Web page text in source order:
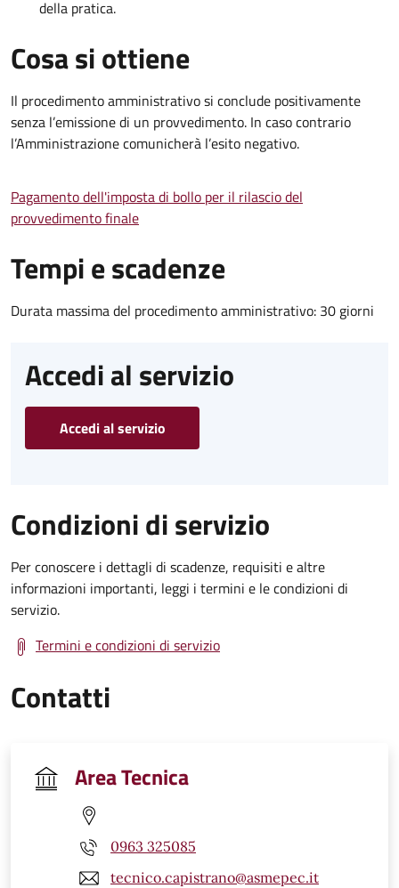
della pratica.
Cosa si ottiene
Il procedimento amministrativo si conclude positivamente
senza l’emissione di un provvedimento. In caso contrario
l’Amministrazione comunicherà l’esito negativo.
Pagamento dell'imposta di bollo per il rilascio del
provvedimento finale
Tempi e scadenze
Durata massima del procedimento amministrativo: 30 giorni
Accedi al servizio
Accedi al servizio
Condizioni di servizio
Per conoscere i dettagli di scadenze, requisiti e altre
informazioni importanti, leggi i termini e le condizioni di
servizio.
Termini e condizioni di servizio
Contatti
Area Tecnica
0963 325085
tecnico.capistrano@asmepec.it